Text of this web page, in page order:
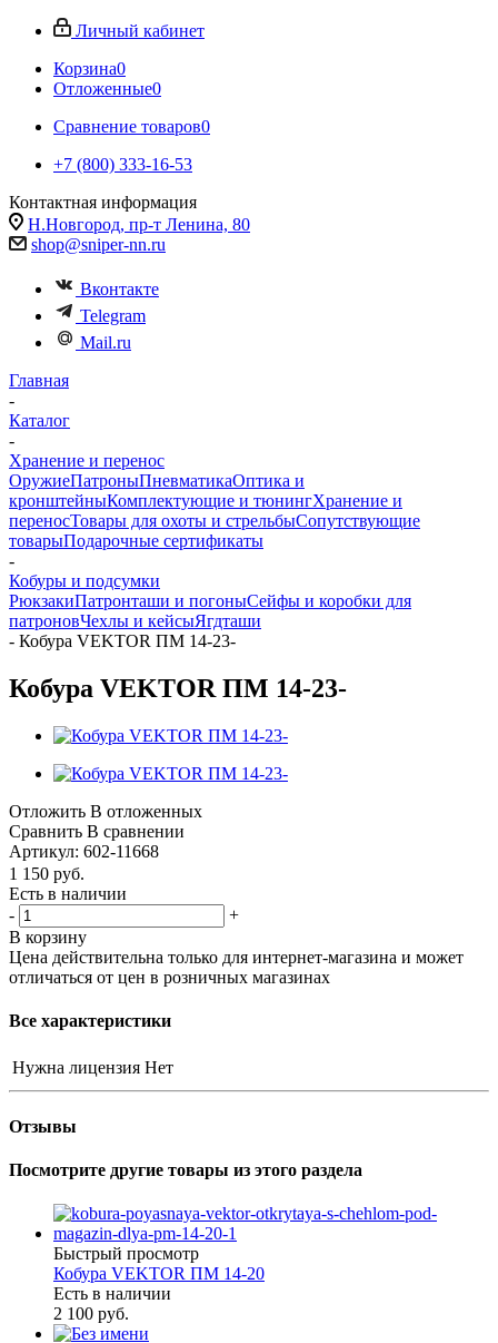
Личный кабинет
Корзина0
Отложенные0
Сравнение товаров0
+7 (800) 333-16-53
Контактная информация
Н.Новгород, пр-т Ленина, 80
shop@sniper-nn.ru
Вконтакте
Telegram
Mail.ru
Главная
-
Каталог
-
Хранение и перенос
ОружиеПатроныПневматикаОптика и
кронштейныКомплектующие и тюнингХранение и
переносТовары для охоты и стрельбыСопутствующие
товарыПодарочные сертификаты
-
Кобуры и подсумки
РюкзакиПатронташи и погоныСейфы и коробки для
патроновЧехлы и кейсыЯгдташи
- Кобура VEKTOR ПМ 14-23-
Кобура VEKTOR ПМ 14-23-
Отложить В отложенных
Сравнить В сравнении
Артикул: 602-11668
1 150 руб.
Есть в наличии
-
+
В корзину
Цена действительна только для интернет-магазина и может
отличаться от цен в розничных магазинах
Все характеристики
Нужна лицензия Нет
Отзывы
Посмотрите другие товары из этого раздела
Быстрый просмотр
Кобура VEKTOR ПМ 14-20
Есть в наличии
2 100 руб.